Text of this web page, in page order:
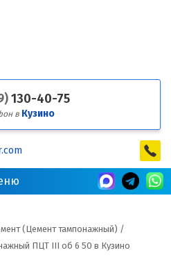
130-40-75
в Кузино
(Цемент тампонажный) /
ПЦТ III об 6 50 в Кузино